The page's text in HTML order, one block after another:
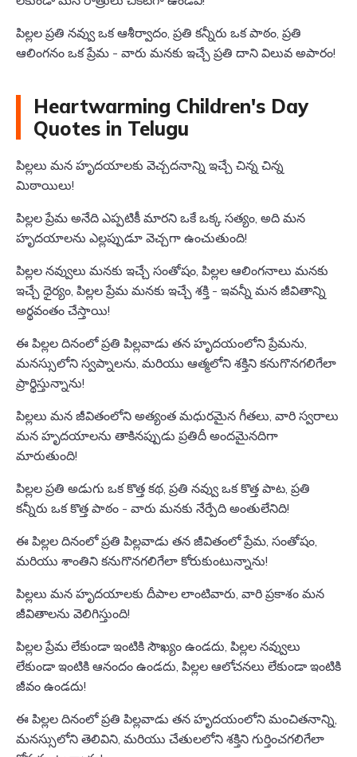
పిల్లల ప్రతి నవ్వు ఒక ఆశీర్వాదం, ప్రతి కన్నీరు ఒక పాఠం, ప్రతి
ఆలింగనం ఒక ప్రేమ - వారు మనకు ఇచ్చే ప్రతి దాని విలువ అపారం!
Heartwarming Children's Day
Quotes in Telugu
పిల్లలు మన హృదయాలకు వెచ్చదనాన్ని ఇచ్చే చిన్న చిన్న
మిఠాయిలు!
పిల్లల ప్రేమ అనేది ఎప్పటికీ మారని ఒకే ఒక్క సత్యం, అది మన
హృదయాలను ఎల్లప్పుడూ వెచ్చగా ఉంచుతుంది!
పిల్లల నవ్వులు మనకు ఇచ్చే సంతోషం, పిల్లల ఆలింగనాలు మనకు
ఇచ్చే ధైర్యం, పిల్లల ప్రేమ మనకు ఇచ్చే శక్తి - ఇవన్నీ మన జీవితాన్ని
అర్థవంతం చేస్తాయి!
ఈ పిల్లల దినంలో ప్రతి పిల్లవాడు తన హృదయంలోని ప్రేమను,
మనస్సులోని స్వప్నాలను, మరియు ఆత్మలోని శక్తిని కనుగొనగలిగేలా
ప్రార్థిస్తున్నాను!
పిల్లలు మన జీవితంలోని అత్యంత మధురమైన గీతలు, వారి స్వరాలు
మన హృదయాలను తాకినప్పుడు ప్రతిదీ అందమైనదిగా
మారుతుంది!
పిల్లల ప్రతి అడుగు ఒక కొత్త కథ, ప్రతి నవ్వు ఒక కొత్త పాట, ప్రతి
కన్నీరు ఒక కొత్త పాఠం - వారు మనకు నేర్పేది అంతులేనిది!
ఈ పిల్లల దినంలో ప్రతి పిల్లవాడు తన జీవితంలో ప్రేమ, సంతోషం,
మరియు శాంతిని కనుగొనగలిగేలా కోరుకుంటున్నాను!
పిల్లలు మన హృదయాలకు దీపాల లాంటివారు, వారి ప్రకాశం మన
జీవితాలను వెలిగిస్తుంది!
పిల్లల ప్రేమ లేకుండా ఇంటికి సౌఖ్యం ఉండదు, పిల్లల నవ్వులు
లేకుండా ఇంటికి ఆనందం ఉండదు, పిల్లల ఆలోచనలు లేకుండా ఇంటికి
జీవం ఉండదు!
ఈ పిల్లల దినంలో ప్రతి పిల్లవాడు తన హృదయంలోని మంచితనాన్ని,
మనస్సులోని తెలివిని, మరియు చేతులలోని శక్తిని గుర్తించగలిగేలా